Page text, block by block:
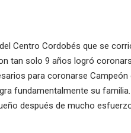
Centro Cordobés que se
tan solo 9 años logró
para coronarse Campeón
fundamentalmente su
después de mucho